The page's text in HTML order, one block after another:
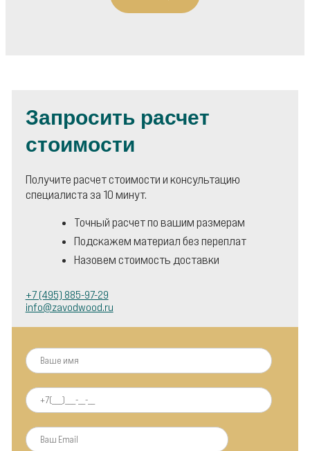
Запросить расчет
стоимости
Получите расчет стоимости и консультацию
специалиста за 10 минут.
Точный расчет по вашим размерам
Подскажем материал без переплат
Назовем стоимость доставки
+7 (495) 885-97-29
info@zavodwood.ru